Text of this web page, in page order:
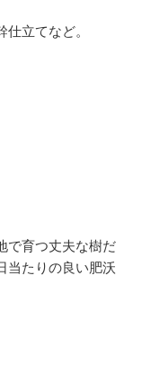
立てなど。
で育つ丈夫な樹だ
当たりの良い肥沃